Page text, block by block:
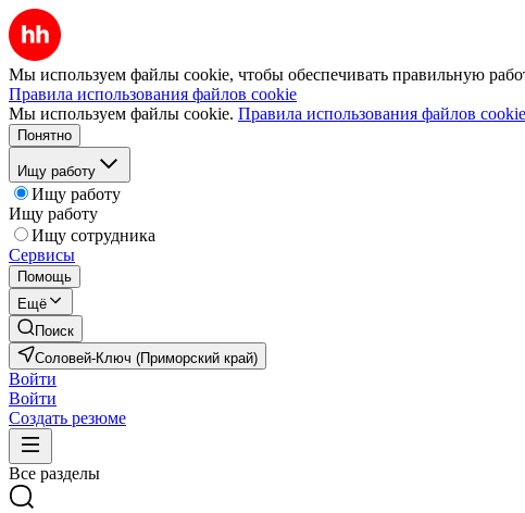
Мы используем файлы cookie, чтобы обеспечивать правильную
Правила использования файлов cookie
Мы используем файлы cookie. Правила использования файлов cookie
Понятно
Ищу работу
Ищу работу
Ищу работу
Ищу сотрудника
Сервисы
Помощь
Ещё
Поиск
Соловей-Ключ (Приморский край)
Войти
Войти
Создать резюме
Все разделы